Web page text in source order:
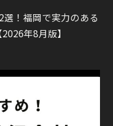
！福岡で実力のある
年8月版】